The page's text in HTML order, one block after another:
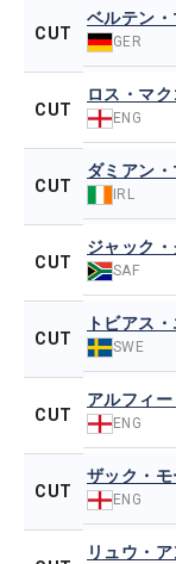
CUT
ベルテン
GER
CUT
ロス・マ
ENG
CUT
ダミアン
IRL
CUT
ジャック
SAF
CUT
トビアス
SWE
CUT
アルフィ
ENG
CUT
ザック・
ENG
リュウ・ア